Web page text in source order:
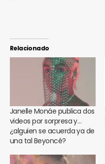
Relacionado
Janelle Monáe publica dos
videos por sorpresa y…
¿alguien se acuerda ya de
una tal Beyoncé?